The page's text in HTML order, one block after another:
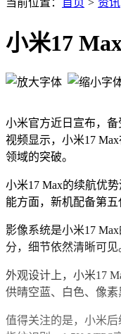
从亏损到盈利：B站以
AI视频赛道新拐点：
Meta计划明年测试AI
AI年龄验证漏洞百出：
当前位置： 首页 > 资讯
小米17
小米官方近日宣布，
视频显示，小米17
领域的突破。
小米17 Max的续航优
能方面，新机配备第
影像系统是小米17
分，细节依然清晰可见
外观设计上，小米17
供晴空蓝、白色、像素
值得关注的是，小米